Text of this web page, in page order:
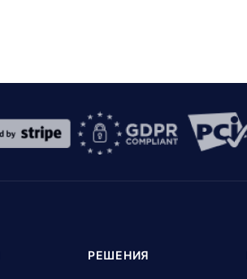
РЕШЕНИЯ